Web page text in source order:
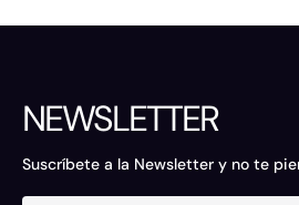
NEWSLETTER
Suscríbete a la Newsletter y no te